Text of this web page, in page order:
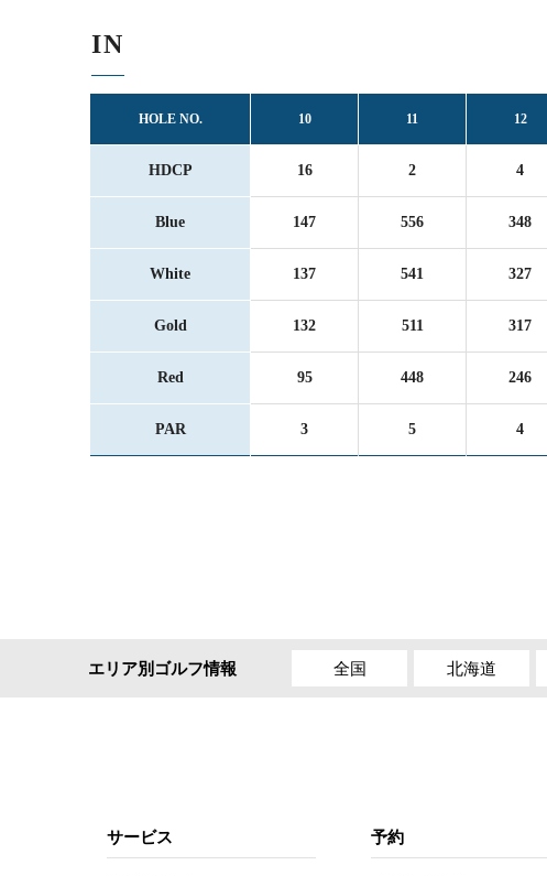
IN
HOLE NO. 10 11 12
HDCP 16 2 4
Blue 147 556 348
White 137 541 327
Gold 132 511 317
Red 95 448 246
PAR 3 5 4
エリア別ゴルフ情報 全国 北海道
サービス 予約